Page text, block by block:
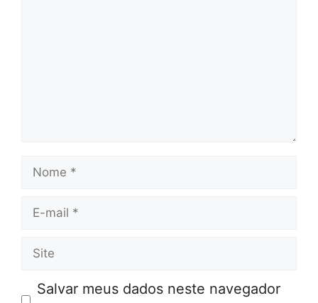
Nome
E-
Site
Salvar meus dados neste navegador